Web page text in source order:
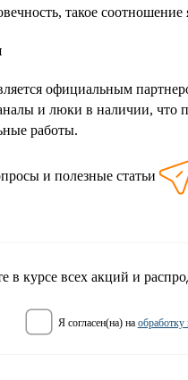
такое
официальным
и люки в наличии, что
работы.
и полезные статьи
в курсе всех акций и
я согласен(на) на